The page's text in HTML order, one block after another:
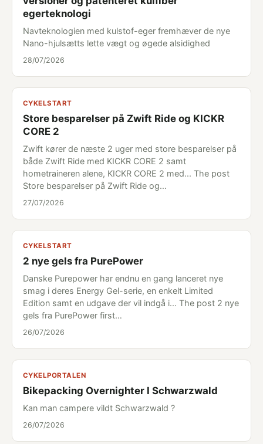
egerteknologi
Navteknologien med kulstof-eger fremhæver de nye
Nano-hjulsætts lette vægt og øgede alsidighed
28/07/2026
CYKELSTART
Store besparelser på Zwift Ride og KICKR
CORE 2
Zwift kører de næste 2 uger med store besparelser på
både Zwift Ride med KICKR CORE 2 samt
hometraineren alene, KICKR CORE 2 med... The post
Store besparelser på Zwift Ride og…
27/07/2026
CYKELSTART
2 nye gels fra PurePower
Danske Purepower har endnu en gang lanceret nye
smag i deres Energy Gel-serie, en enkelt Limited
Edition samt en udgave der vil indgå i... The post 2 nye
gels fra PurePower first…
26/07/2026
CYKELPORTALEN
Bikepacking Overnighter I Schwarzwald
Kan man campere vildt Schwarzwald ?
26/07/2026